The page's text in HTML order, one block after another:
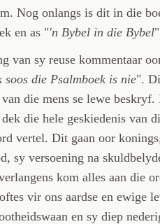
Nog onlangs is dit in die
en as "'n Bybel in die Bybel
van sy reuse kommentaar
soos die Psalmboek is nie".
die mens se lewe
die hele geskiedenis van
vertel. Dit gaan oor
sy versoening na
kom alles aan die
vir ons aardse en ewige
en sy diep